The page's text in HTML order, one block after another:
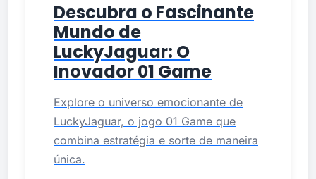
Descubra o Fascinante
Mundo de
LuckyJaguar: O
Inovador 01 Game
Explore o universo emocionante de
LuckyJaguar, o jogo 01 Game que
combina estratégia e sorte de maneira
única.